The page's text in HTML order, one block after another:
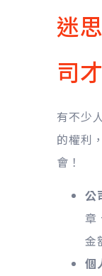
迷
司
有不少
的權利
會！
公
章
金
個